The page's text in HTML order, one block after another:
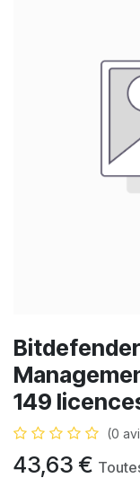
149
(0
43,63 €